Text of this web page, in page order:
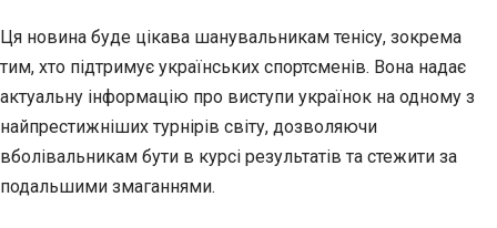
Ця новина буде цікава шанувальникам тенісу, зокрема
тим, хто підтримує українських спортсменів. Вона надає
актуальну інформацію про виступи українок на одному з
найпрестижніших турнірів світу, дозволяючи
вболівальникам бути в курсі результатів та стежити за
подальшими змаганнями.